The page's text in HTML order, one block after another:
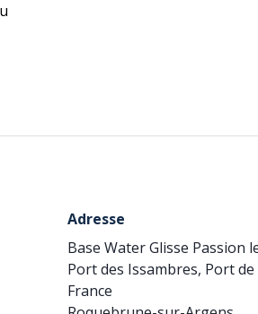
Adresse
Base Water Glisse Passion
Port des Issambres, Port
France